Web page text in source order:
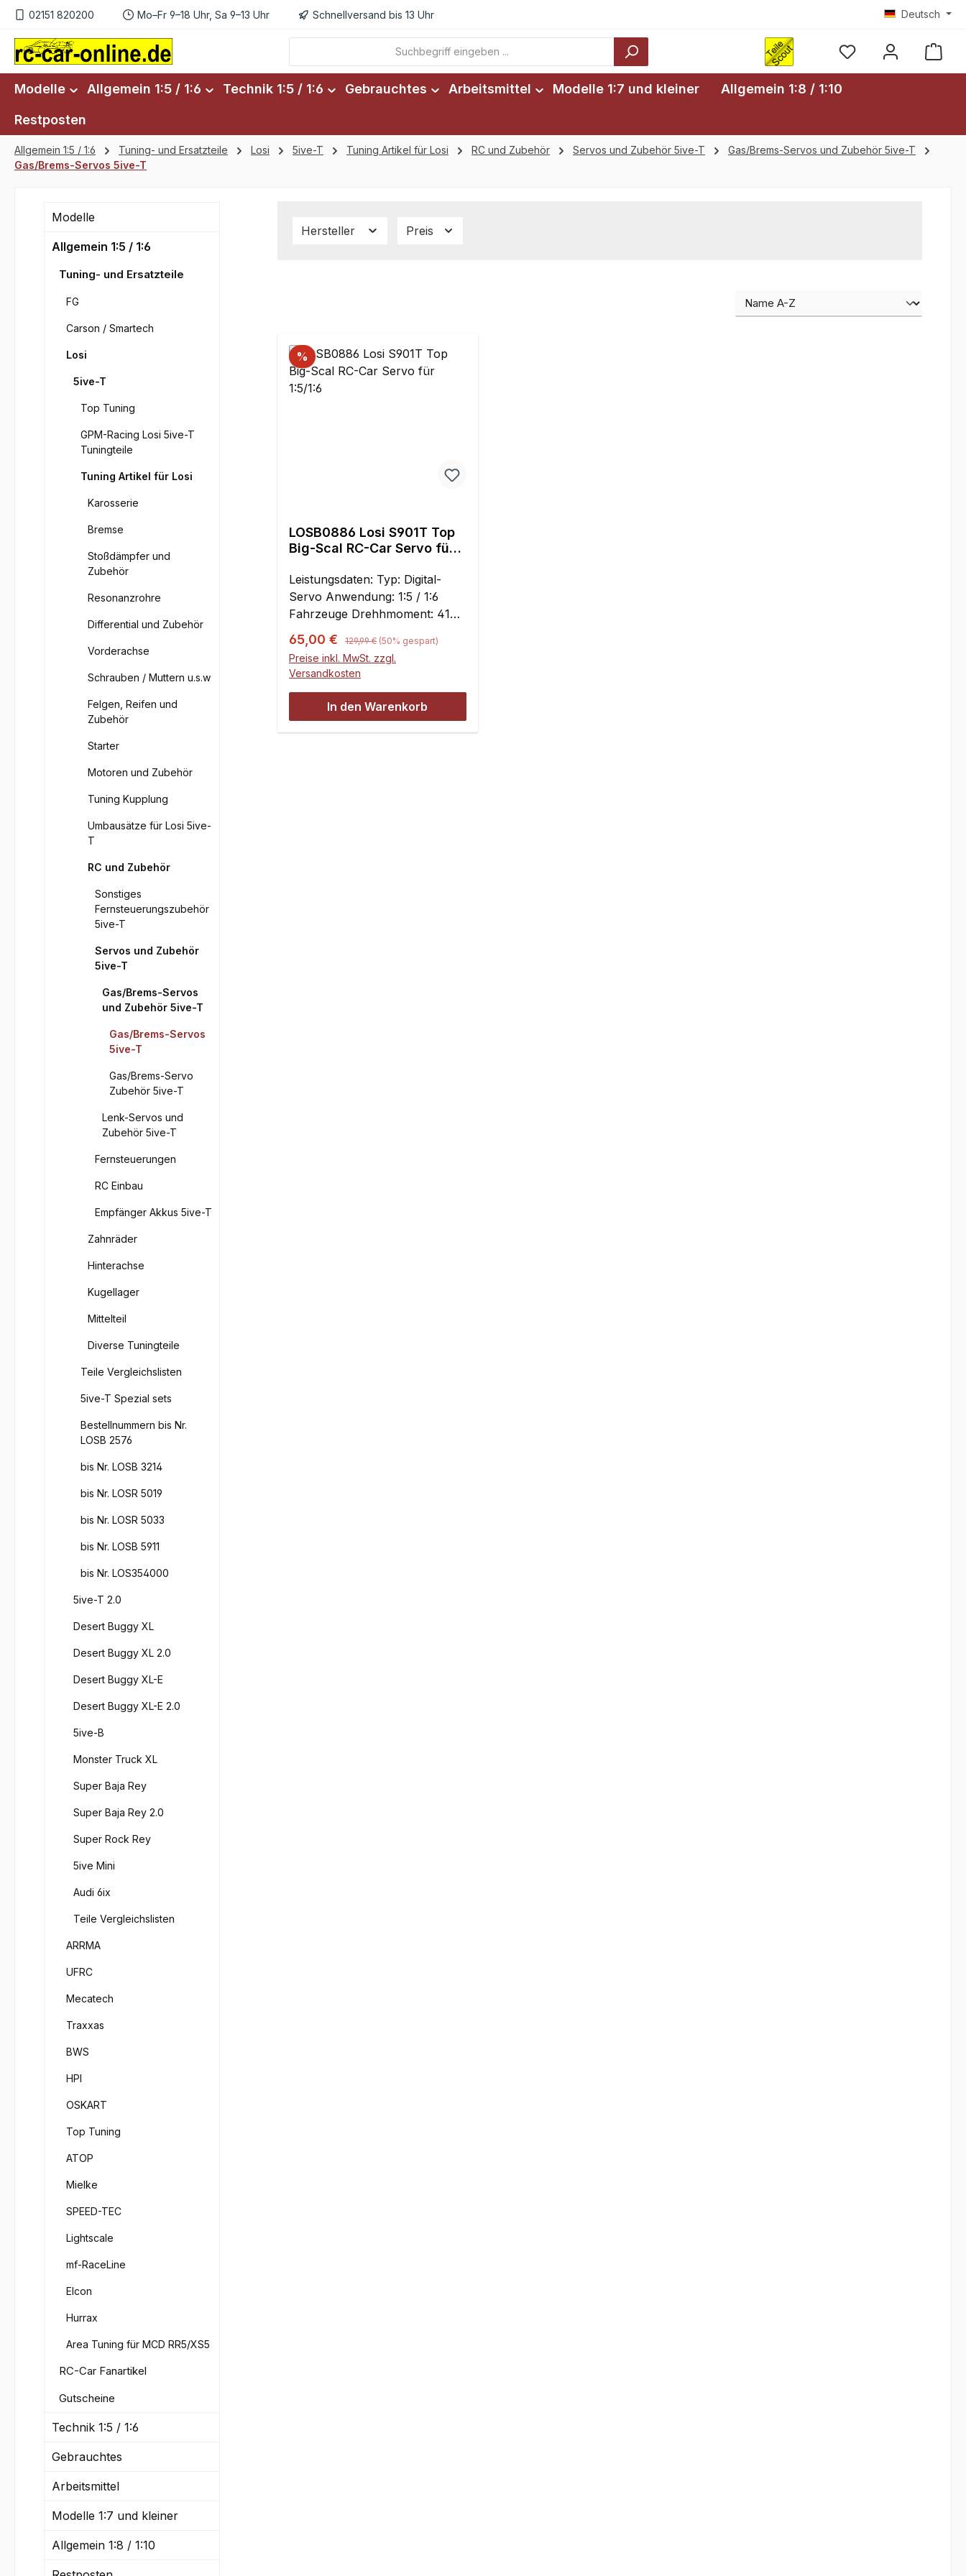
Hauptinhalt springen
Zur Suche springen
Zur Hauptnavigation springen
02151 820200 Mo–Fr 9–18 Uhr, Sa 9–13 Uhr Schnellversand bis 13 Uhr Deutsch
Modelle Allgemein 1:5 / 1:6 Technik 1:5 / 1:6 Gebrauchtes Arbeitsmittel Modelle 1:7 und kleiner Allgemein 1:8 / 1:10
Restposten
Allgemein 1:5 / 1:6 Tuning- und Ersatzteile Losi 5ive-T Tuning Artikel für Losi RC und Zubehör Servos und Zubehör 5ive-T
Gas/Brems-Servos und Zubehör 5ive-T
Gas/Brems-Servos 5ive-T
Modelle
Allgemein 1:5 / 1:6
Tuning- und Ersatzteile
FG
Carson / Smartech
Losi
5ive-T
Top Tuning
GPM-Racing Losi 5ive-T
Tuningteile
Tuning Artikel für Losi
Karosserie
Bremse
Stoßdämpfer und
Zubehör
Resonanzrohre
Differential und Zubehör
Vorderachse
Schrauben / Muttern u.s.w
Felgen, Reifen und
Zubehör
Starter
Motoren und Zubehör
Tuning Kupplung
Umbausätze für Losi 5ive-
T
RC und Zubehör
Sonstiges
Fernsteuerungszubehör
5ive-T
Servos und Zubehör
5ive-T
Gas/Brems-Servos
und Zubehör 5ive-T
Gas/Brems-Servos
5ive-T
Gas/Brems-Servo
Zubehör 5ive-T
Lenk-Servos und
Zubehör 5ive-T
Fernsteuerungen
RC Einbau
Empfänger Akkus 5ive-T
Zahnräder
Hinterachse
Kugellager
Mittelteil
Diverse Tuningteile
Teile Vergleichslisten
5ive-T Spezial sets
Bestellnummern bis Nr.
LOSB 2576
bis Nr. LOSB 3214
bis Nr. LOSR 5019
bis Nr. LOSR 5033
bis Nr. LOSB 5911
bis Nr. LOS354000
5ive-T 2.0
Desert Buggy XL
Desert Buggy XL 2.0
Desert Buggy XL-E
Desert Buggy XL-E 2.0
5ive-B
Monster Truck XL
Super Baja Rey
Super Baja Rey 2.0
Super Rock Rey
5ive Mini
Audi 6ix
Teile Vergleichslisten
ARRMA
UFRC
Mecatech
Traxxas
BWS
HPI
OSKART
Top Tuning
ATOP
Mielke
SPEED-TEC
Lightscale
mf-RaceLine
Elcon
Hurrax
Area Tuning für MCD RR5/XS5
RC-Car Fanartikel
Gutscheine
Technik 1:5 / 1:6
Gebrauchtes
Arbeitsmittel
Modelle 1:7 und kleiner
Allgemein 1:8 / 1:10
Hersteller Preis
%
LOSB0886 Losi S901T Top
Big-Scal RC-Car Servo für
Leistungsdaten: Typ: Digital-
Servo Anwendung: 1:5 / 1:6
Fahrzeuge Drehhmoment: 416.6
oz-in (30 kg-cm) @ 4.8V; 514.5
oz-in (37.0 kg-cm) @ 6V
Geschwindigkeit: 4.8V; 0.14 sec
Antrieb: Doppel-Kugellager
Getriebe: Metall Maße: Länge:
65,8 mm Breite: 30,0 mm Höhe:
57,4 mm Gewicht: 153,1 Gramm
Verkaufspreis:
65,00 € Regulärer Preis:
129,99 € (50% gespart)
Preise inkl. MwSt. zzgl.
Versandkosten
In den Warenkorb